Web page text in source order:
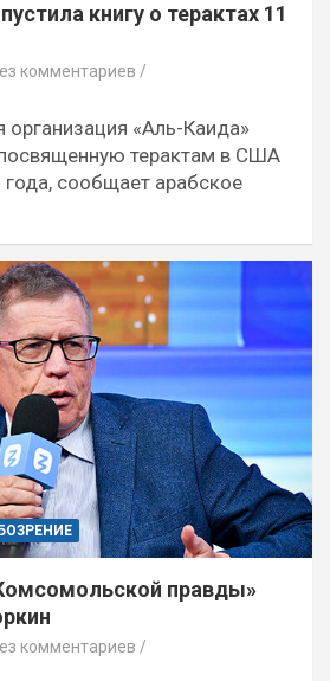
книгу о терактах 11
комментариев
организация «Аль-Каида»
посвященную терактам в США
сообщает арабское
правды»
комментариев